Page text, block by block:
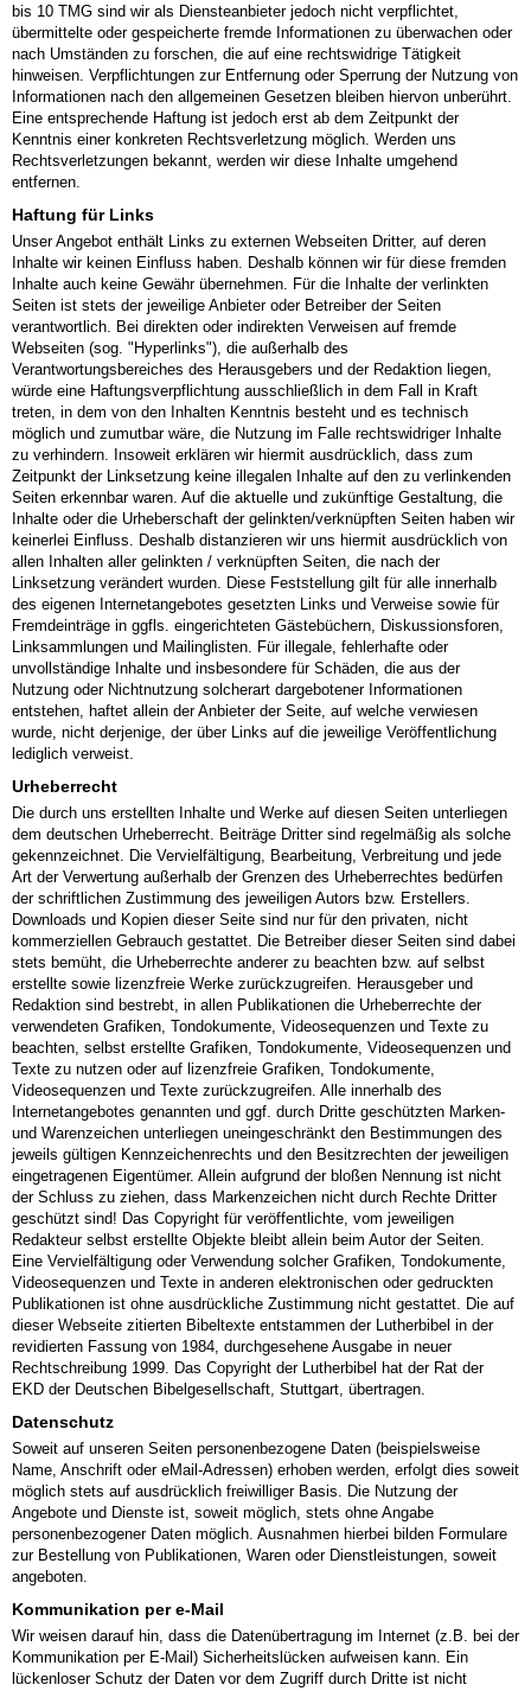
bis 10 TMG sind wir als Diensteanbieter jedoch nicht verpflichtet,
übermittelte oder gespeicherte fremde Informationen zu überwachen oder
nach Umständen zu forschen, die auf eine rechtswidrige Tätigkeit
hinweisen. Verpflichtungen zur Entfernung oder Sperrung der Nutzung von
Informationen nach den allgemeinen Gesetzen bleiben hiervon unberührt.
Eine entsprechende Haftung ist jedoch erst ab dem Zeitpunkt der
Kenntnis einer konkreten Rechtsverletzung möglich. Werden uns
Rechtsverletzungen bekannt, werden wir diese Inhalte umgehend
entfernen.
Haftung für Links
Unser Angebot enthält Links zu externen Webseiten Dritter, auf deren
Inhalte wir keinen Einfluss haben. Deshalb können wir für diese fremden
Inhalte auch keine Gewähr übernehmen. Für die Inhalte der verlinkten
Seiten ist stets der jeweilige Anbieter oder Betreiber der Seiten
verantwortlich. Bei direkten oder indirekten Verweisen auf fremde
Webseiten (sog. "Hyperlinks"), die außerhalb des
Verantwortungsbereiches des Herausgebers und der Redaktion liegen,
würde eine Haftungsverpflichtung ausschließlich in dem Fall in Kraft
treten, in dem von den Inhalten Kenntnis besteht und es technisch
möglich und zumutbar wäre, die Nutzung im Falle rechtswidriger Inhalte
zu verhindern. Insoweit erklären wir hiermit ausdrücklich, dass zum
Zeitpunkt der Linksetzung keine illegalen Inhalte auf den zu verlinkenden
Seiten erkennbar waren. Auf die aktuelle und zukünftige Gestaltung, die
Inhalte oder die Urheberschaft der gelinkten/verknüpften Seiten haben wir
keinerlei Einfluss. Deshalb distanzieren wir uns hiermit ausdrücklich von
allen Inhalten aller gelinkten / verknüpften Seiten, die nach der
Linksetzung verändert wurden. Diese Feststellung gilt für alle innerhalb
des eigenen Internetangebotes gesetzten Links und Verweise sowie für
Fremdeinträge in ggfls. eingerichteten Gästebüchern, Diskussionsforen,
Linksammlungen und Mailinglisten. Für illegale, fehlerhafte oder
unvollständige Inhalte und insbesondere für Schäden, die aus der
Nutzung oder Nichtnutzung solcherart dargebotener Informationen
entstehen, haftet allein der Anbieter der Seite, auf welche verwiesen
wurde, nicht derjenige, der über Links auf die jeweilige Veröffentlichung
lediglich verweist.
Urheberrecht
Die durch uns erstellten Inhalte und Werke auf diesen Seiten unterliegen
dem deutschen Urheberrecht. Beiträge Dritter sind regelmäßig als solche
gekennzeichnet. Die Vervielfältigung, Bearbeitung, Verbreitung und jede
Art der Verwertung außerhalb der Grenzen des Urheberrechtes bedürfen
der schriftlichen Zustimmung des jeweiligen Autors bzw. Erstellers.
Downloads und Kopien dieser Seite sind nur für den privaten, nicht
kommerziellen Gebrauch gestattet. Die Betreiber dieser Seiten sind dabei
stets bemüht, die Urheberrechte anderer zu beachten bzw. auf selbst
erstellte sowie lizenzfreie Werke zurückzugreifen. Herausgeber und
Redaktion sind bestrebt, in allen Publikationen die Urheberrechte der
verwendeten Grafiken, Tondokumente, Videosequenzen und Texte zu
beachten, selbst erstellte Grafiken, Tondokumente, Videosequenzen und
Texte zu nutzen oder auf lizenzfreie Grafiken, Tondokumente,
Videosequenzen und Texte zurückzugreifen. Alle innerhalb des
Internetangebotes genannten und ggf. durch Dritte geschützten Marken-
und Warenzeichen unterliegen uneingeschränkt den Bestimmungen des
jeweils gültigen Kennzeichenrechts und den Besitzrechten der jeweiligen
eingetragenen Eigentümer. Allein aufgrund der bloßen Nennung ist nicht
der Schluss zu ziehen, dass Markenzeichen nicht durch Rechte Dritter
geschützt sind! Das Copyright für veröffentlichte, vom jeweiligen
Redakteur selbst erstellte Objekte bleibt allein beim Autor der Seiten.
Eine Vervielfältigung oder Verwendung solcher Grafiken, Tondokumente,
Videosequenzen und Texte in anderen elektronischen oder gedruckten
Publikationen ist ohne ausdrückliche Zustimmung nicht gestattet. Die auf
dieser Webseite zitierten Bibeltexte entstammen der Lutherbibel in der
revidierten Fassung von 1984, durchgesehene Ausgabe in neuer
Rechtschreibung 1999. Das Copyright der Lutherbibel hat der Rat der
EKD der Deutschen Bibelgesellschaft, Stuttgart, übertragen.
Datenschutz
Soweit auf unseren Seiten personenbezogene Daten (beispielsweise
Name, Anschrift oder eMail-Adressen) erhoben werden, erfolgt dies soweit
möglich stets auf ausdrücklich freiwilliger Basis. Die Nutzung der
Angebote und Dienste ist, soweit möglich, stets ohne Angabe
personenbezogener Daten möglich. Ausnahmen hierbei bilden Formulare
zur Bestellung von Publikationen, Waren oder Dienstleistungen, soweit
angeboten.
Kommunikation per e-Mail
Wir weisen darauf hin, dass die Datenübertragung im Internet (z.B. bei der
Kommunikation per E-Mail) Sicherheitslücken aufweisen kann. Ein
lückenloser Schutz der Daten vor dem Zugriff durch Dritte ist nicht